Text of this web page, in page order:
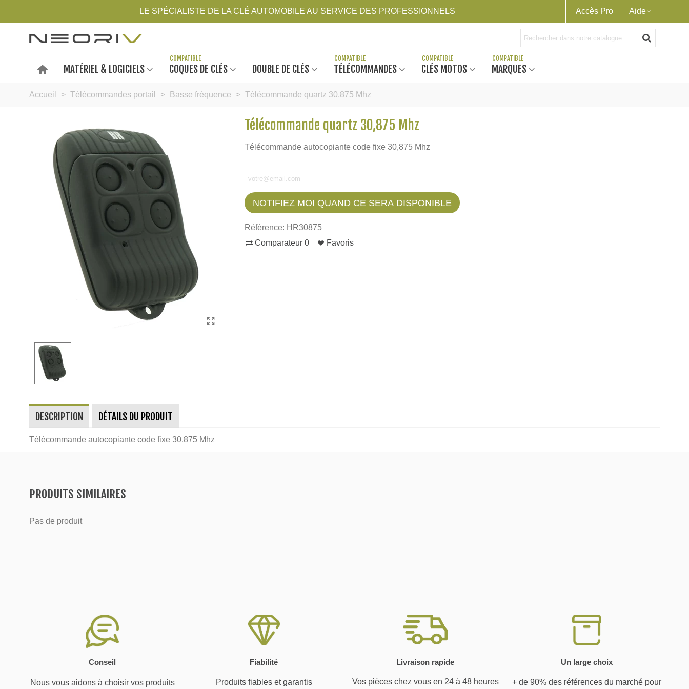
LE SPÉCIALISTE DE LA CLÉ AUTOMOBILE AU SERVICE DES PROFESSIONNELS Accès Pro Aide
MATÉRIEL & LOGICIELS COQUES DE CLÉS DOUBLE DE CLÉS TÉLÉCOMMANDES CLÉS MOTOS MARQUES
Accueil > Télécommandes portail > Basse fréquence > Télécommande quartz 30,875 Mhz
Télécommande quartz 30,875 Mhz
Télécommande autocopiante code fixe 30,875 Mhz
NOTIFIEZ MOI QUAND CE SERA DISPONIBLE
Référence: HR30875
Comparateur 0 Favoris
DESCRIPTION DÉTAILS DU PRODUIT
Télécommande autocopiante code fixe 30,875 Mhz
PRODUITS SIMILAIRES
Pas de produit
Conseil Fiabilité Livraison rapide Un large choix
Nous vous aidons à choisir vos produits Produits fiables et garantis Vos pièces chez vous en 24 à 48 heures + de 90% des références du marché pour